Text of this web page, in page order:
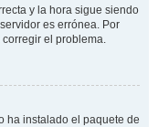
y la hora sigue siendo
es errónea. Por
el problema.
ha instalado el paquete de